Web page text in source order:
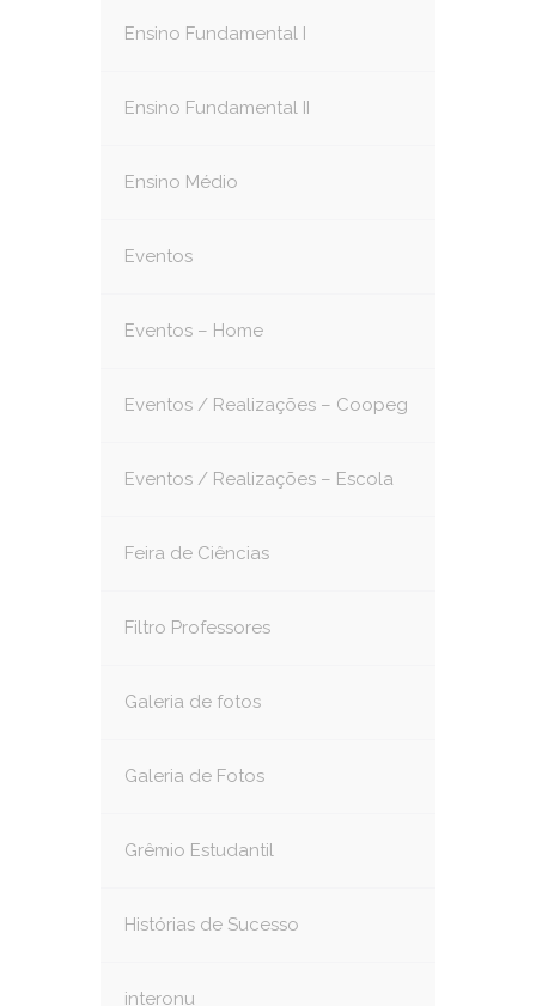
Ensino Fundamental I
Ensino Fundamental II
Ensino Médio
Eventos
Eventos – Home
Eventos / Realizações – Coopeg
Eventos / Realizações – Escola
Feira de Ciências
Filtro Professores
Galeria de fotos
Galeria de Fotos
Grêmio Estudantil
Histórias de Sucesso
interonu